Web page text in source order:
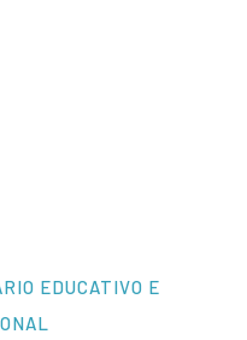
EDUCATIVO E